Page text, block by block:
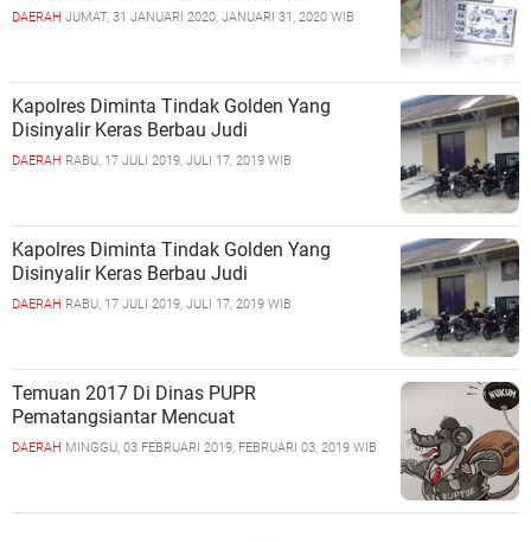
DAERAH JUMAT, 31 JANUARI 2020, JANUARI 31, 2020 WIB
Kapolres Diminta Tindak Golden Yang
Disinyalir Keras Berbau Judi
DAERAH RABU, 17 JULI 2019, JULI 17, 2019 WIB
Kapolres Diminta Tindak Golden Yang
Disinyalir Keras Berbau Judi
DAERAH RABU, 17 JULI 2019, JULI 17, 2019 WIB
Temuan 2017 Di Dinas PUPR
Pematangsiantar Mencuat
DAERAH MINGGU, 03 FEBRUARI 2019, FEBRUARI 03, 2019 WIB